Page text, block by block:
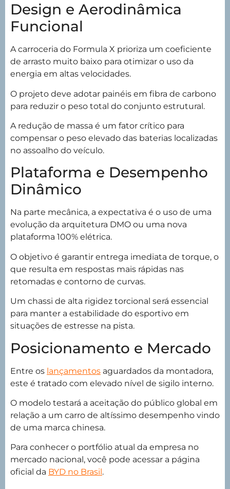
Design e Aerodinâmica
Funcional
A carroceria do Formula X prioriza um coeficiente
de arrasto muito baixo para otimizar o uso da
energia em altas velocidades.
O projeto deve adotar painéis em fibra de carbono
para reduzir o peso total do conjunto estrutural.
A redução de massa é um fator crítico para
compensar o peso elevado das baterias localizadas
no assoalho do veículo.
Plataforma e Desempenho
Dinâmico
Na parte mecânica, a expectativa é o uso de uma
evolução da arquitetura DMO ou uma nova
plataforma 100% elétrica.
O objetivo é garantir entrega imediata de torque, o
que resulta em respostas mais rápidas nas
retomadas e contorno de curvas.
Um chassi de alta rigidez torcional será essencial
para manter a estabilidade do esportivo em
situações de estresse na pista.
Posicionamento e Mercado
Entre os lançamentos aguardados da montadora,
este é tratado com elevado nível de sigilo interno.
O modelo testará a aceitação do público global em
relação a um carro de altíssimo desempenho vindo
de uma marca chinesa.
Para conhecer o portfólio atual da empresa no
mercado nacional, você pode acessar a página
oficial da BYD no Brasil .